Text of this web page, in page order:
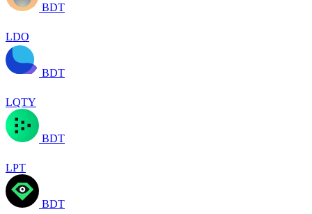
BDT
LDO
BDT
LQTY
BDT
LPT
BDT